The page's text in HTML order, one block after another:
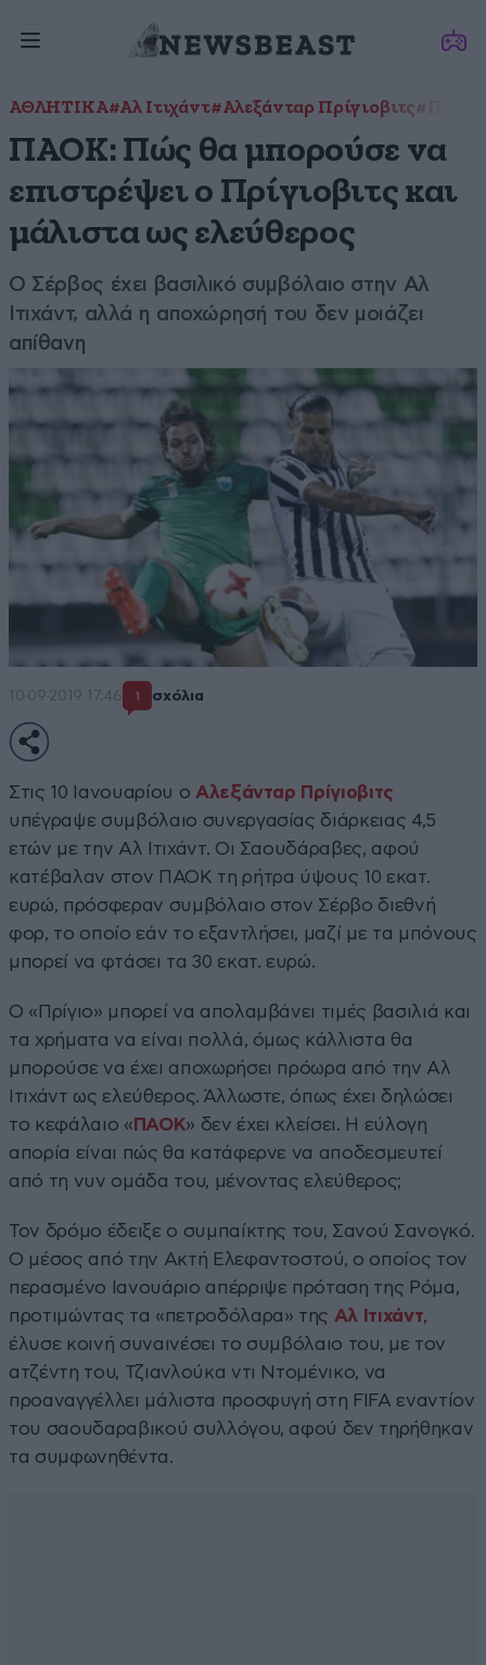
ΑΘΛΗΤΙΚΑ#Αλ Ιτιχάντ#Αλεξάνταρ Πρίγιοβιτς#ΠΑΟΚ
ΠΑΟΚ: Πώς θα μπορούσε να
επιστρέψει ο Πρίγιοβιτς και
μάλιστα ως ελεύθερος
Ο Σέρβος έχει βασιλικό συμβόλαιο στην Αλ
Ιτιχάντ, αλλά η αποχώρησή του δεν μοιάζει
απίθανη
10·09·2019 17:46 1 σχόλια
Στις 10 Ιανουαρίου ο Αλεξάνταρ Πρίγιοβιτς
υπέγραψε συμβόλαιο συνεργασίας διάρκειας 4,5
ετών με την Αλ Ιτιχάντ. Οι Σαουδάραβες, αφού
κατέβαλαν στον ΠΑΟΚ τη ρήτρα ύψους 10 εκατ.
ευρώ, πρόσφεραν συμβόλαιο στον Σέρβο διεθνή
φορ, το οποίο εάν το εξαντλήσει, μαζί με τα μπόνους
μπορεί να φτάσει τα 30 εκατ. ευρώ.
Ο «Πρίγιο» μπορεί να απολαμβάνει τιμές βασιλιά και
τα χρήματα να είναι πολλά, όμως κάλλιστα θα
μπορούσε να έχει αποχωρήσει πρόωρα από την Αλ
Ιτιχάντ ως ελεύθερος. Άλλωστε, όπως έχει δηλώσει
το κεφάλαιο « ΠΑΟΚ» δεν έχει κλείσει. Η εύλογη
απορία είναι πώς θα κατάφερνε να αποδεσμευτεί
από τη νυν ομάδα του, μένοντας ελεύθερος;
Τον δρόμο έδειξε ο συμπαίκτης του, Σανού Σανογκό.
Ο μέσος από την Ακτή Ελεφαντοστού, ο οποίος τον
περασμένο Ιανουάριο απέρριψε πρόταση της Ρόμα,
προτιμώντας τα «πετροδόλαρα» της Αλ Ιτιχάντ,
έλυσε κοινή συναινέσει το συμβόλαιο του, με τον
ατζέντη του, Τζιανλούκα ντι Ντομένικο, να
προαναγγέλλει μάλιστα προσφυγή στη FIFA εναντίον
του σαουδαραβικού συλλόγου, αφού δεν τηρήθηκαν
τα συμφωνηθέντα.